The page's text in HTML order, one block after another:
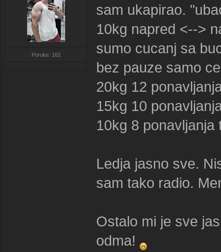
Poruke: 162
sam ukapirao.
10kg napred <-->
sumo cucanj sa
bez pauze samo
20kg 12
15kg 10
10kg 8
Ledja jasno sve.
sam tako radio.
Ostalo mi je sve
odma!